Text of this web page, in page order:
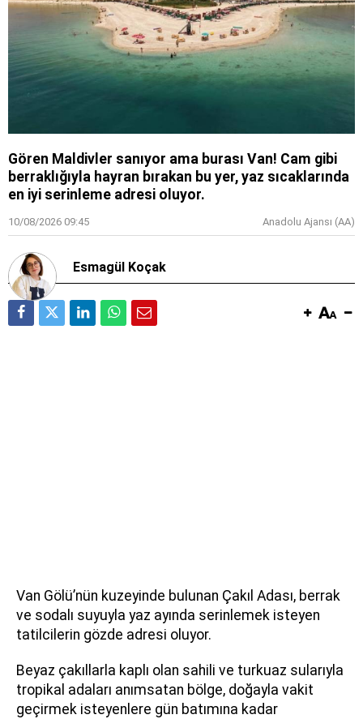
Gören Maldivler sanıyor ama burası Van! Cam gibi
berraklığıyla hayran bırakan bu yer, yaz sıcaklarında
en iyi serinleme adresi oluyor.
10/08/2026 09:45 Anadolu Ajansı (AA)
Esmagül Koçak
Van Gölü’nün kuzeyinde bulunan Çakıl Adası, berrak
ve sodalı suyuyla yaz ayında serinlemek isteyen
tatilcilerin gözde adresi oluyor.
Beyaz çakıllarla kaplı olan sahili ve turkuaz sularıyla
tropikal adaları anımsatan bölge, doğayla vakit
geçirmek isteyenlere gün batımına kadar